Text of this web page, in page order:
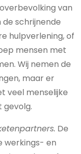
van
de schrijnende
hulpverlening, of
mensen met
Wij nemen de
maar er
veel menselijke
gevolg.
De
werkings- en